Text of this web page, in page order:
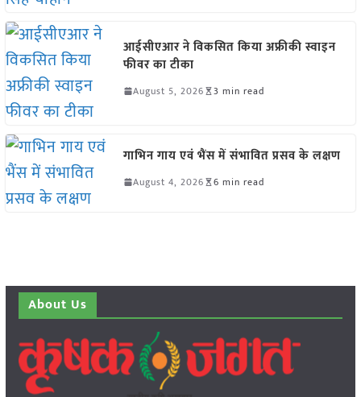
आईसीएआर ने विकसित किया अफ्रीकी स्वाइन
फीवर का टीका
August 5, 2026 3 min read
गाभिन गाय एवं भैंस में संभावित प्रसव के लक्षण
August 4, 2026 6 min read
About Us